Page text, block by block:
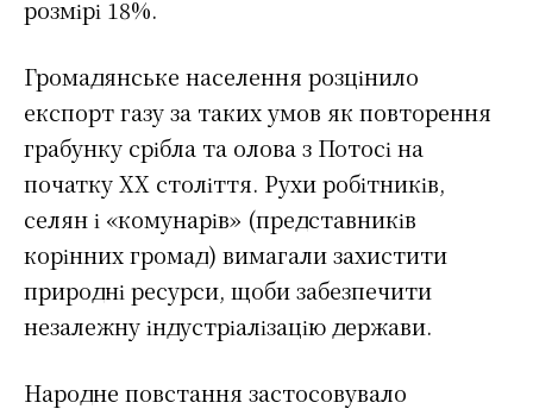
розмірі 18%.
Громадянське населення розцінило
експорт газу за таких умов як повторення
грабунку срібла та олова з Потосі на
початку XX століття. Рухи робітників,
селян і «комунарів» (представників
корінних громад) вимагали захистити
природні ресурси, щоби забезпечити
незалежну індустріалізацію держави.
Народне повстання застосовувало